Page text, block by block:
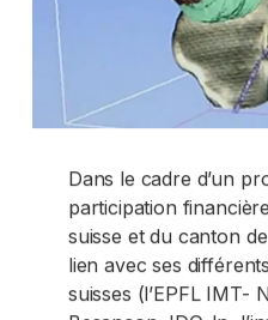
Dans le cadre d’un
participation
suisse et du canton
lien avec ses
suisses (l’EPFL IMT-